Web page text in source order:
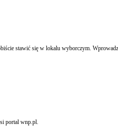
stawić się w lokalu wyborczym.
portal wnp.pl.